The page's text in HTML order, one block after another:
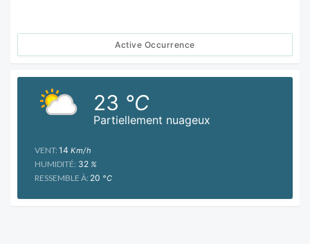
Active Occurrence
Partiellement nuageux
23 °C
VENT: 14 Km/h
HUMIDITÉ: 32 %
RESSEMBLE À: 20 °C